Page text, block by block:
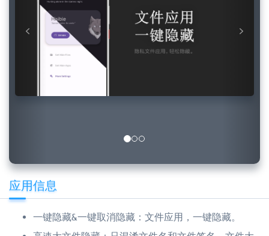
应用信息
一键隐藏&一键取消隐藏：文件应用，一键隐藏。